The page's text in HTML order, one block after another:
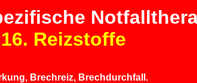
16. Reizstoffe
Brechreiz, Brechdurchfall.